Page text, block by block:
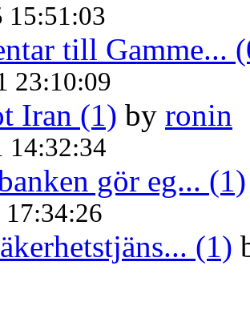
15:51:03
till Gamme...
23:10:09
Iran (1) by ronin
14:32:34
gör eg... (1)
17:34:26
(1)